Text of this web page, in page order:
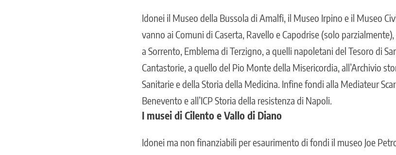
Idonei il Museo della Bussola di Amalfi, il Museo Irpino e il Museo
vanno ai Comuni di Caserta, Ravello e Capodrise (solo
a Sorrento, Emblema di Terzigno, a quelli napoletani del Tesoro di
Cantastorie, a quello del Pio Monte della Misericordia, all’Archivio
Sanitarie e della Storia della Medicina. Infine fondi alla Mediateur
Benevento e all’ICP Storia della resistenza di Napoli.
I musei di Cilento e Vallo di Diano
Idonei ma non finanziabili per esaurimento di fondi il museo Joe